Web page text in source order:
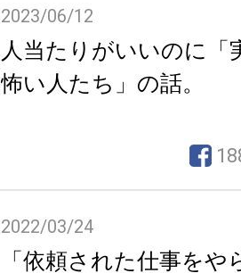
2023/06/12
人当たりがいいのに「
怖い人たち」の話。
2022/03/24
「依頼された仕事を